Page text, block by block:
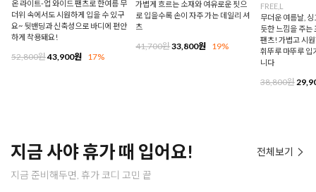
온 라이트-업 와이드 팬츠로 한여름 무
더위 속에서도 시원하게 입을 수 있구
요~ 뒷밴딩과 신축성으로 바디에 편안
하게 착용돼요!
52,800원43,900원 17%
가볍게 흐르는 소재와 여유로운 핏으
로 입을수록 손이 자주 가는 데일리 셔
츠
41,700원33,800원 19%
FREE,L
무더운 여름날,
듯한 느낌을 주는
팬츠! 가볍고 시
휘뚜루 마뚜루 입
니다
38,800원
지금 사야 휴가 때 입어요!
지금 준비해두면, 휴가 코디 고민 끝
전체보기